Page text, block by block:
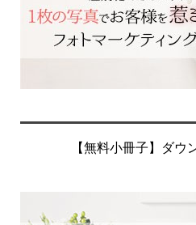
【無料小冊子】ダウ